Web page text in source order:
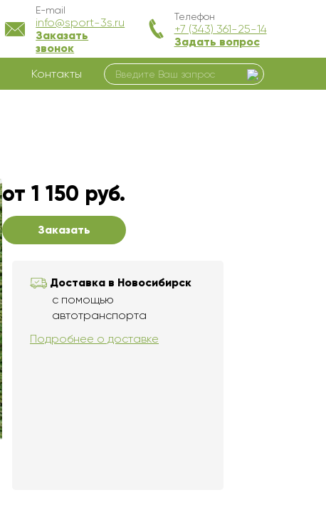
E-mail
info@sport-3s.ru
Заказать
звонок
Телефон
+7 (343) 361-25-14
Задать вопрос
Контакты
от 1 150 руб.
Заказать
Доставка в Новосибирск
с помощью
автотранспорта
Подробнее о доставке